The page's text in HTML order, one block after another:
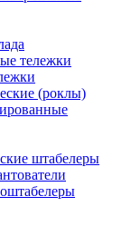
тележки
(роклы)
штабелеры